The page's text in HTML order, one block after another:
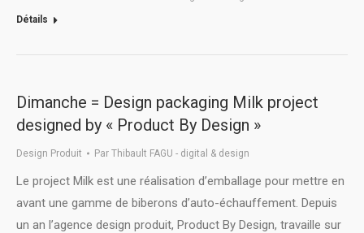
Détails
Dimanche = Design packaging Milk project
designed by « Product By Design »
Design Produit Par Thibault FAGU - digital & design
Le project Milk est une réalisation d’emballage pour mettre en
avant une gamme de biberons d’auto-échauffement. Depuis
un an l’agence design produit, Product By Design, travaille sur